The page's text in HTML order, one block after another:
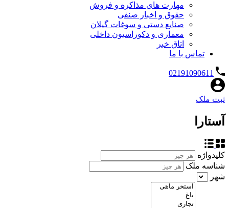
مهارت های مذاکره و فروش
حقوق و اخبار صنفی
صنایع دستی و سوغات گیلان
معماری و دکوراسیون داخلی
اتاق خبر
تماس با ما
02191090611
ثبت ملک
آستارا
کلیدواژه
شناسه ملک
شهر